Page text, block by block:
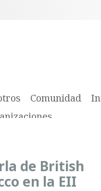
Comunidad
de British
en la EII